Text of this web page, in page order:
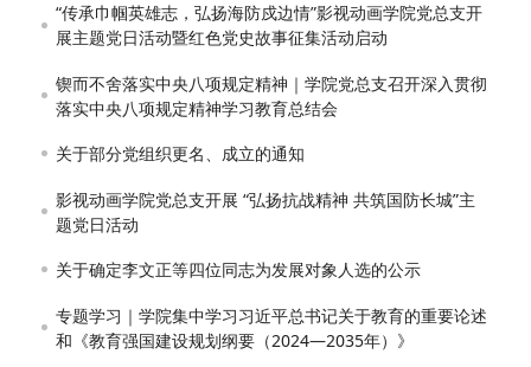
“传承巾帼英雄志，弘扬海防戍边情”影视动画学院党总支开
展主题党日活动暨红色党史故事征集活动启动
锲而不舍落实中央八项规定精神｜学院党总支召开深入贯彻
落实中央八项规定精神学习教育总结会
关于部分党组织更名、成立的通知
影视动画学院党总支开展 “弘扬抗战精神 共筑国防长城”主
题党日活动
关于确定李文正等四位同志为发展对象人选的公示
专题学习｜学院集中学习习近平总书记关于教育的重要论述
和《教育强国建设规划纲要（2024—2035年）》